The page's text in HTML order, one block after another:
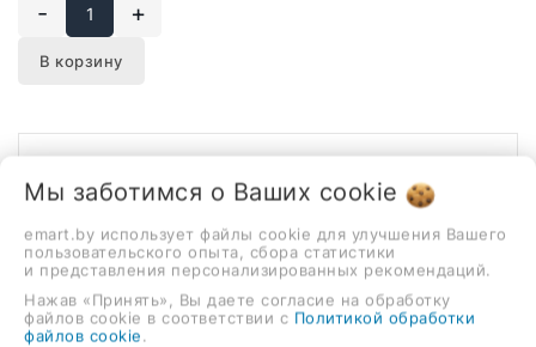
- +
В корзину
на ванну или полку
ХАРАКТЕРИСТИКИ
Мы заботимся о Ваших cookie
emart.by использует файлы cookie для улучшения Вашего
пользовательского опыта, сбора статистики
и представления персонализированных рекомендаций.
Нажав «Принять», Вы даете согласие на обработку
файлов cookie в соответствии с Политикой обработки
файлов cookie.